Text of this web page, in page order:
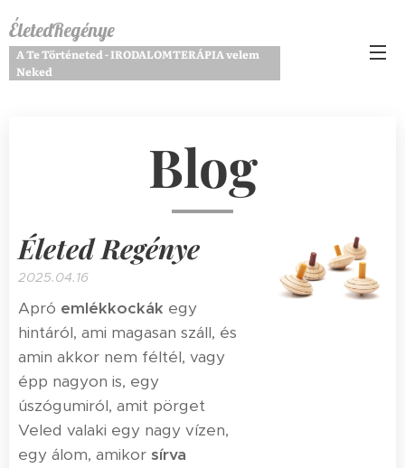
ÉletedRegénye
A Te Történeted - IRODALOMTERÁPIA velem
Neked
Blog
Életed Regénye
2025.04.16
Apró emlékkockák egy
hintáról, ami magasan száll, és
amin akkor nem féltél, vagy
épp nagyon is, egy
úszógumiról, amit pörget
Veled valaki egy nagy vízen,
egy álom, amikor sírva